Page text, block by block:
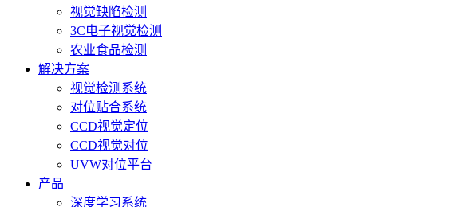
视觉缺陷检测
3C电子视觉检测
农业食品检测
解决方案
视觉检测系统
对位贴合系统
CCD视觉定位
CCD视觉对位
UVW对位平台
产品
深度学习系统